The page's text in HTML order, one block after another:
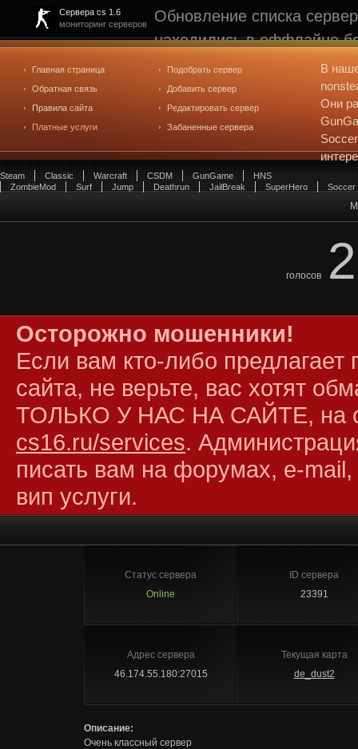
Сервера cs 1.6
мониторинг серверов
Обновление списка
находились в оффлайне
рейтинге не участвуют.
редактирования
.
Главная страница
Обратная связь
Правила сайта
Платные услуги
Подобрать сервер
Добавить сервер
Редактировать сервер
Забаненные сервера
В
Они
Steam Classic Warcraft CSDM GunGame
HNS
ZombieMod
Surf Jump Deathrun JailBreak SuperHero Soccer
голосов
Осторожно мошенники!
Если вам кто-либо
сайта, не верьте, вас хотят
ТОЛЬКО У НАС НА САЙТЕ, на
cs16.ru/services.
писать вам на форумах, e-mail,
вип услуги.
Статус сервера
Online
ID сервера
23391
Адрес сервера
46.174.55.180:27015
Текущая карта
de_dust2
Описание:
Очень классный сервер